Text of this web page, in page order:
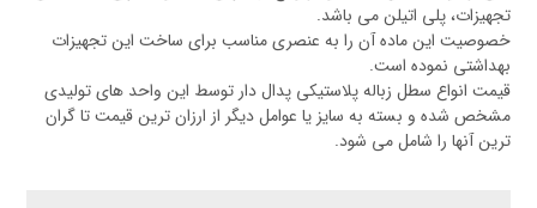
تجهیزات، پلی اتیلن می باشد.
خصوصیت این ماده آن را به عنصری مناسب برای ساخت این تجهیزات
بهداشتی نموده است.
قیمت انواع سطل زباله پلاستیکی پدال دار توسط این واحد های تولیدی
مشخص شده و بسته به سایز یا عوامل دیگر از ارزان ترین قیمت تا گران
ترین آنها را شامل می شود.